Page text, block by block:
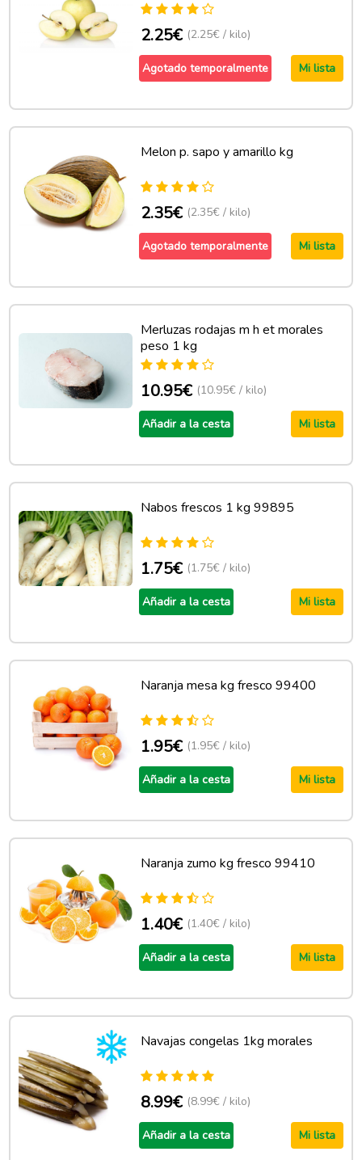
2.25€ (2.25€ / kilo)
Agotado temporalmente Mi lista
Melon p. sapo y amarillo kg
2.35€ (2.35€ / kilo)
Agotado temporalmente Mi lista
Merluzas rodajas m h et morales
peso 1 kg
10.95€ (10.95€ / kilo)
Añadir a la cesta Mi lista
Nabos frescos 1 kg 99895
1.75€ (1.75€ / kilo)
Añadir a la cesta Mi lista
Naranja mesa kg fresco 99400
1.95€ (1.95€ / kilo)
Añadir a la cesta Mi lista
Naranja zumo kg fresco 99410
1.40€ (1.40€ / kilo)
Añadir a la cesta Mi lista
Navajas congelas 1kg morales
8.99€ (8.99€ / kilo)
Añadir a la cesta Mi lista